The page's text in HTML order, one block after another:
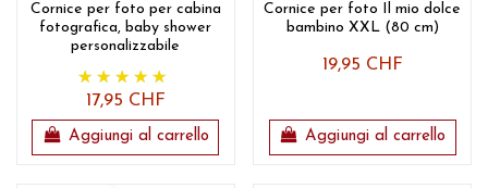
Cornice per foto per cabina
fotografica, baby shower
personalizzabile
17,95 CHF
Aggiungi al carrello
Cornice per foto Il mio dolce
bambino XXL (80 cm)
19,95 CHF
Aggiungi al carrello